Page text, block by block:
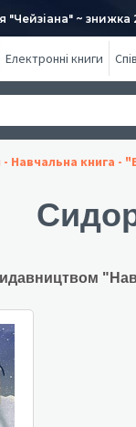
"Чейзіана" ~ знижка
Електронні книги
Навчальна книга -